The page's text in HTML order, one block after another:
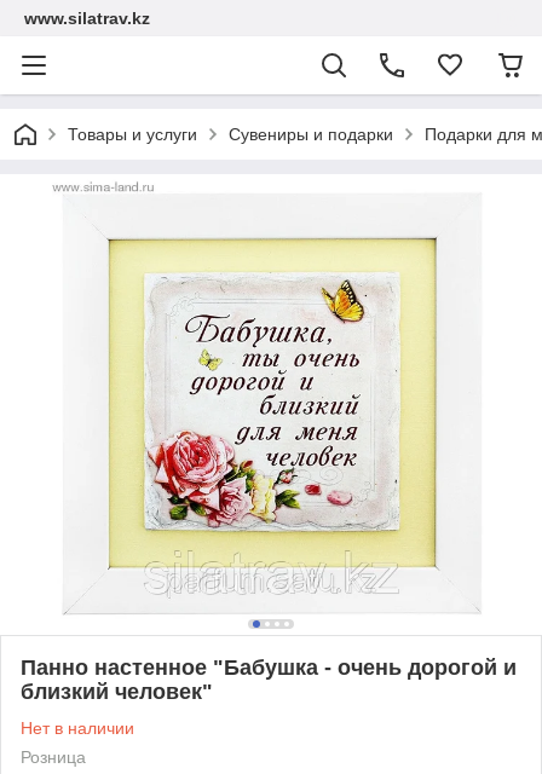
www.silatrav.kz
Товары и услуги Сувениры и подарки Подарки для
Панно настенное "Бабушка - очень дорогой и
близкий человек"
Нет в наличии
Розница